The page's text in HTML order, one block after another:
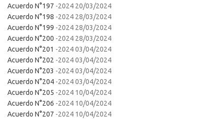
Acuerdo N°197 -2024 20/03/2024
Acuerdo N°198 -2024 28/03/2024
Acuerdo N°199 -2024 28/03/2024
Acuerdo N°200 -2024 28/03/2024
Acuerdo N°201 -2024 03/04/2024
Acuerdo N°202 -2024 03/04/2024
Acuerdo N°203 -2024 03/04/2024
Acuerdo N°204 -2024 03/04/2024
Acuerdo N°205 -2024 10/04/2024
Acuerdo N°206 -2024 10/04/2024
Acuerdo N°207 -2024 10/04/2024